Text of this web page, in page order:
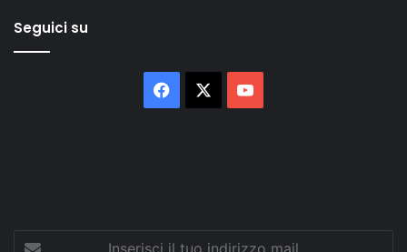
Seguici su
Facebook
Inserisci